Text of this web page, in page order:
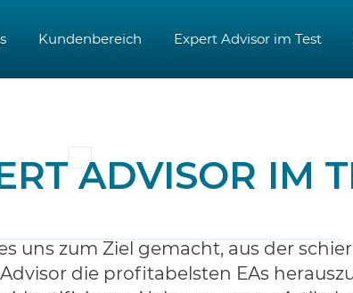
Kundenbereich Expert Advisor im Test
ADVISOR IM
uns zum Ziel gemacht, aus der
die profitabelsten EAs